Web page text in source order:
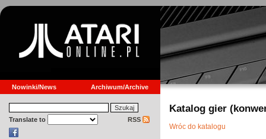
Nowinki/News Archiwum/Archive
Translate to RSS
Katalog gier
Wróc do katalogu